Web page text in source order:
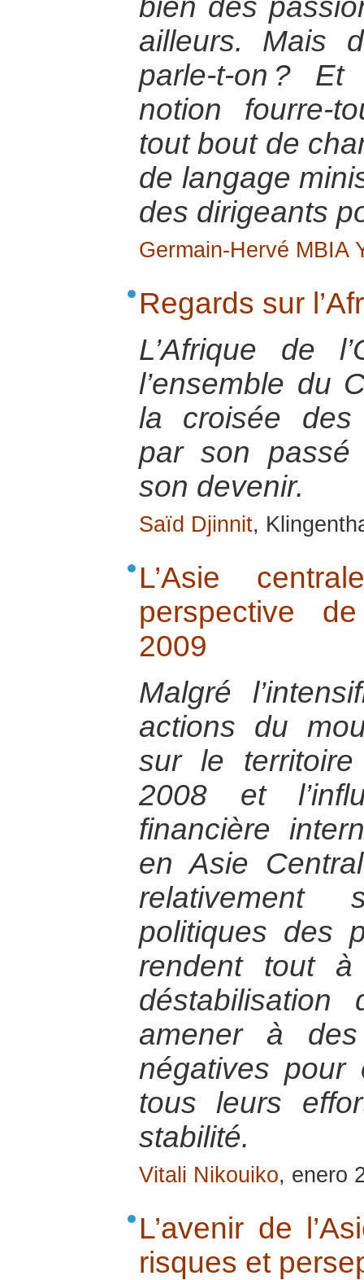
bien des
ailleurs. Mais
parle-t-on ?
notion fourre-
tout bout de
de langage
des dirigeants
Germain-Hervé MBIA
Regards sur
L’Afrique de
l’ensemble du
la croisée des
par son passé
son devenir.
Saïd Djinnit,
L’Asie
perspective
2009
Malgré
actions du
sur le territoire
2008 et
financière
en Asie
relativement
politiques des
rendent tout
amener à des
négatives pour
tous leurs
stabilité.
Vitali Nikouiko, enero
L’avenir de
risques et